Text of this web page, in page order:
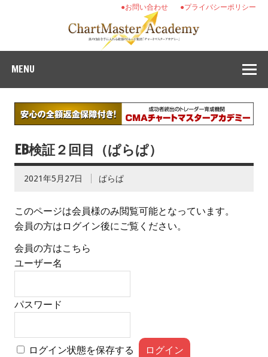
●プライバシーポリシー
●お問い合わせ
MENU
EB検証２回目（ぱらぱ）
2021年5月27日 ぱらぱ
このページは会員様のみ閲覧可能となっています。
会員の方はログイン後にご覧ください。
会員の方はこちら
ユーザー名
パスワード
ログイン状態を保存する